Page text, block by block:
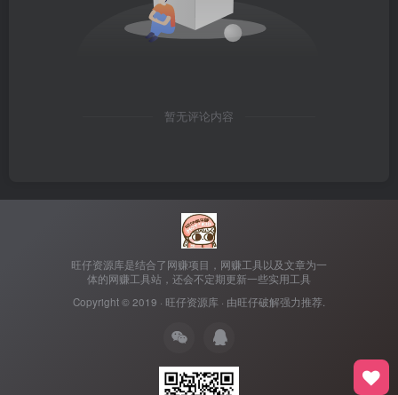
暂无评论内容
旺仔资源库是结合了网赚项目，网赚工具以及文章为一
体的网赚工具站，还会不定期更新一些实用工具
Copyright © 2019 · 旺仔资源库 · 由旺仔破解强力推荐.